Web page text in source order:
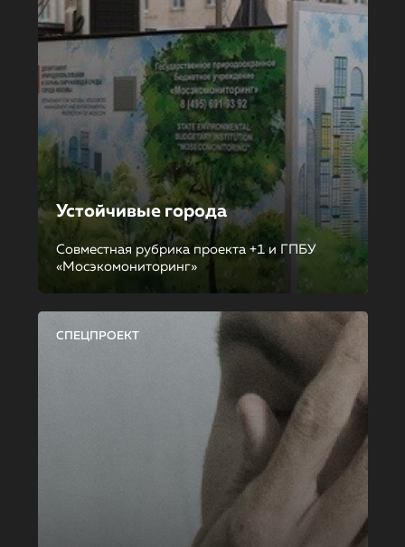
Устойчивые города
Совместная рубрика проекта +1 и ГПБУ
«Мосэкомониторинг»
СПЕЦПРОЕКТ